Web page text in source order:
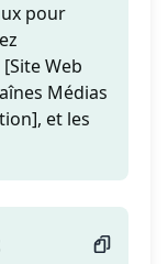
pour
Web
Médias
et les